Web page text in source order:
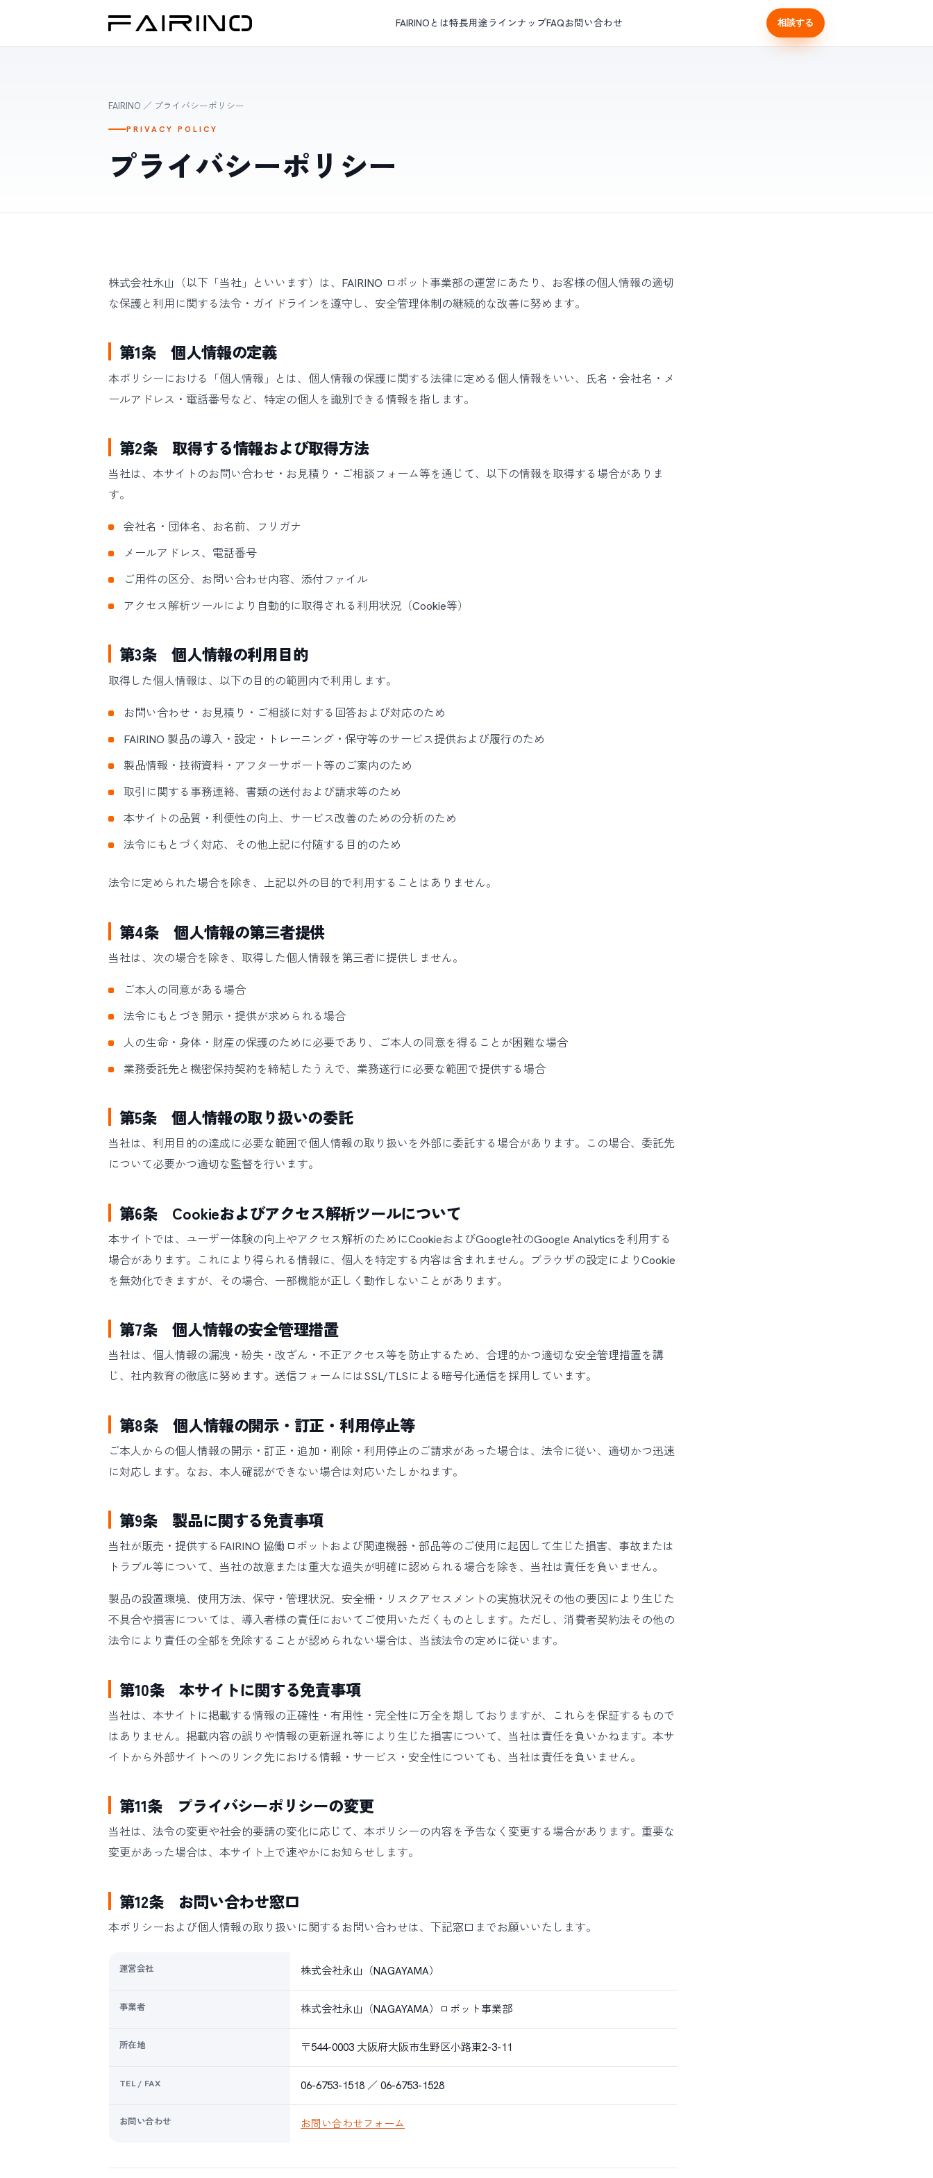
FAIRINOとは特長用途ラインナップFAQお問い合わせ 相談する
FAIRINO ／ プライバシーポリシー
PRIVACY POLICY
プライバシーポリシー
株式会社永山（以下「当社」といいます）は、FAIRINO ロボット事業部の運営にあたり、お客様の個人情報の適切
な保護と利用に関する法令・ガイドラインを遵守し、安全管理体制の継続的な改善に努めます。
第1条 個人情報の定義
本ポリシーにおける「個人情報」とは、個人情報の保護に関する法律に定める個人情報をいい、氏名・会社名・メ
ールアドレス・電話番号など、特定の個人を識別できる情報を指します。
第2条 取得する情報および取得方法
当社は、本サイトのお問い合わせ・お見積り・ご相談フォーム等を通じて、以下の情報を取得する場合がありま
す。
会社名・団体名、お名前、フリガナ
メールアドレス、電話番号
ご用件の区分、お問い合わせ内容、添付ファイル
アクセス解析ツールにより自動的に取得される利用状況（Cookie等）
第3条 個人情報の利用目的
取得した個人情報は、以下の目的の範囲内で利用します。
お問い合わせ・お見積り・ご相談に対する回答および対応のため
FAIRINO 製品の導入・設定・トレーニング・保守等のサービス提供および履行のため
製品情報・技術資料・アフターサポート等のご案内のため
取引に関する事務連絡、書類の送付および請求等のため
本サイトの品質・利便性の向上、サービス改善のための分析のため
法令にもとづく対応、その他上記に付随する目的のため
法令に定められた場合を除き、上記以外の目的で利用することはありません。
第4条 個人情報の第三者提供
当社は、次の場合を除き、取得した個人情報を第三者に提供しません。
ご本人の同意がある場合
法令にもとづき開示・提供が求められる場合
人の生命・身体・財産の保護のために必要であり、ご本人の同意を得ることが困難な場合
業務委託先と機密保持契約を締結したうえで、業務遂行に必要な範囲で提供する場合
第5条 個人情報の取り扱いの委託
当社は、利用目的の達成に必要な範囲で個人情報の取り扱いを外部に委託する場合があります。この場合、委託先
について必要かつ適切な監督を行います。
第6条 Cookieおよびアクセス解析ツールについて
本サイトでは、ユーザー体験の向上やアクセス解析のためにCookieおよびGoogle社のGoogle Analyticsを利用する
場合があります。これにより得られる情報に、個人を特定する内容は含まれません。ブラウザの設定によりCookie
を無効化できますが、その場合、一部機能が正しく動作しないことがあります。
第7条 個人情報の安全管理措置
当社は、個人情報の漏洩・紛失・改ざん・不正アクセス等を防止するため、合理的かつ適切な安全管理措置を講
じ、社内教育の徹底に努めます。送信フォームにはSSL/TLSによる暗号化通信を採用しています。
第8条 個人情報の開示・訂正・利用停止等
ご本人からの個人情報の開示・訂正・追加・削除・利用停止のご請求があった場合は、法令に従い、適切かつ迅速
に対応します。なお、本人確認ができない場合は対応いたしかねます。
第9条 製品に関する免責事項
当社が販売・提供するFAIRINO 協働ロボットおよび関連機器・部品等のご使用に起因して生じた損害、事故または
トラブル等について、当社の故意または重大な過失が明確に認められる場合を除き、当社は責任を負いません。
製品の設置環境、使用方法、保守・管理状況、安全柵・リスクアセスメントの実施状況その他の要因により生じた
不具合や損害については、導入者様の責任においてご使用いただくものとします。ただし、消費者契約法その他の
法令により責任の全部を免除することが認められない場合は、当該法令の定めに従います。
第10条 本サイトに関する免責事項
当社は、本サイトに掲載する情報の正確性・有用性・完全性に万全を期しておりますが、これらを保証するもので
はありません。掲載内容の誤りや情報の更新遅れ等により生じた損害について、当社は責任を負いかねます。本サ
イトから外部サイトへのリンク先における情報・サービス・安全性についても、当社は責任を負いません。
第11条 プライバシーポリシーの変更
当社は、法令の変更や社会的要請の変化に応じて、本ポリシーの内容を予告なく変更する場合があります。重要な
変更があった場合は、本サイト上で速やかにお知らせします。
第12条 お問い合わせ窓口
本ポリシーおよび個人情報の取り扱いに関するお問い合わせは、下記窓口までお願いいたします。
運営会社 株式会社永山（NAGAYAMA）
事業者 株式会社永山（NAGAYAMA）ロボット事業部
所在地 〒544-0003 大阪府大阪市生野区小路東2-3-11
TEL / FAX 06-6753-1518 ／ 06-6753-1528
お問い合わせ お問い合わせフォーム